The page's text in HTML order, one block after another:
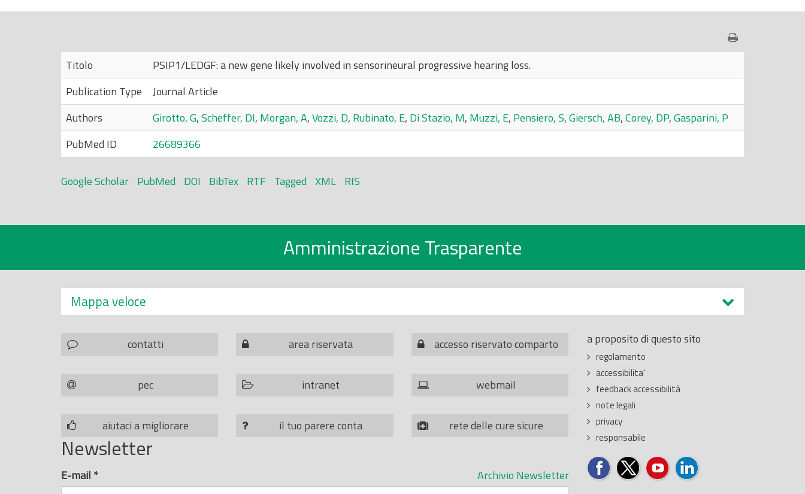
Titolo
PSIP1/LEDGF: a new gene likely involved in sensorineural progressive hearing loss.
Publication Type
Journal Article
Authors
Girotto, G,Scheffer, DI, Morgan, A,Vozzi, D, Rubinato, E, Di Stazio, M, Muzzi, E, Pensiero, S,Giersch, AB,Corey, DP,Gasparini, P
PubMed ID
26689366
Google Scholar PubMed DOI BibTex RTF Tagged XML RIS
Amministrazione Trasparente
Mappa veloce
contatti area riservata accesso riservato comparto
pec intranet webmail
aiutaci a migliorare il tuo parere conta rete delle cure sicure
a proposito di questo sito
regolamento
accessibilita'
feedback accessibilità
note legali
privacy
responsabile
Newsletter
Archivio Newsletter
E-mail *